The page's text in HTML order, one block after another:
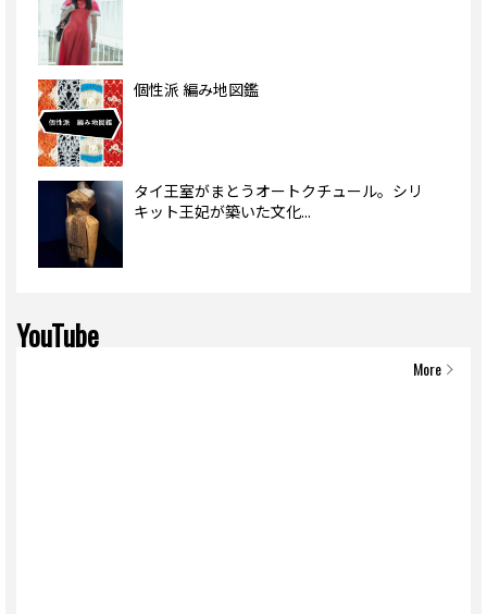
個性派 編み地図鑑
タイ王室がまとうオートクチュール。シリ
キット王妃が築いた文化...
YouTube
More